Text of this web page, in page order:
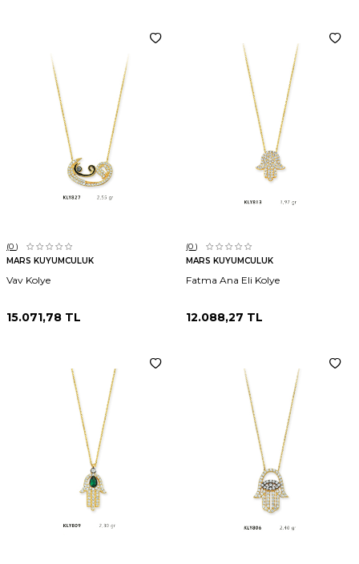
(0 )
MARS KUYUMCULUK
Vav Kolye
15.071,78 TL
(0 )
MARS KUYUMCULUK
Fatma Ana Eli Kolye
12.088,27 TL